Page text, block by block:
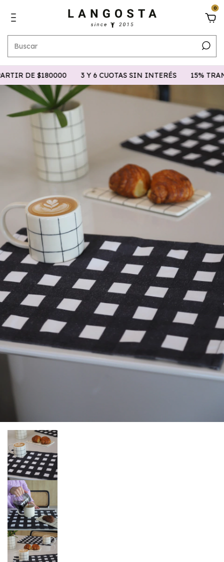
0
DE $180000 3 Y 6 CUOTAS SIN INTERÉS 15%